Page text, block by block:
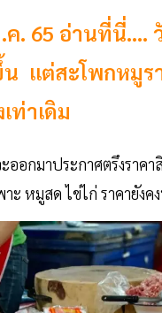
. 65 อ่านที่นี่….
แต่สะโพกหมูร
ท่าเดิม
อกมาประกาศตรึงรา
ะ หมูสด ไข่ไก่ ราคายังค